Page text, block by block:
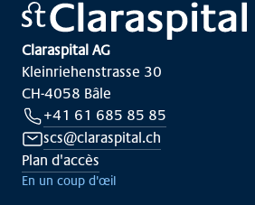
Claraspital AG
Kleinriehenstrasse 30
CH-4058 Bâle
+41 61 685 85 85
scs@claraspital.ch
Plan d'accès
En un coup d'œil